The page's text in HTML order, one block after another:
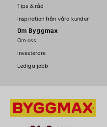
Tips & råd
Inspiration från våra kunder
Om Byggmax
Om oss
Investerare
Lediga jobb